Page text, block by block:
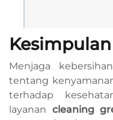
Kesimpulan
Menjaga
tentang
terhadap
layanan cleaning